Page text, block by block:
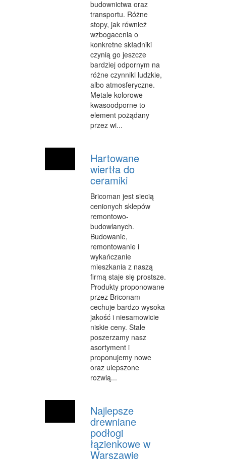
INFORMATYCZNE
RESTAURACJE, CATERING
FOTOGRAFIA
ADWOKACI, PORADY PRAWNE
WETERYNARYJNE, HODOWLA ZWIERZĄT
SPRZĄTANIE, PORZĄDKOWANIE
SERWIS
INNE USŁUGI
ZWIEDZANIE
HOTELE I NOCLEGI
PODRÓŻE
WYPOCZYNEK
URODA
DIETETYKA, ODCHUDZANIE
KOSMETYKI
LECZENIE
SALONY KOSMETYCZNE
SPRZĘT MEDYCZNY
SOFTWARE
STRONY INTERNETOWE
KONTAKT
budownictwa oraz
transportu. Różne
stopy, jak również
wzbogacenia o
konkretne składniki
czynią go jeszcze
bardziej odpornym na
różne czynniki ludzkie,
albo atmosferyczne.
Metale kolorowe
kwasoodporne to
element pożądany
przez wi...
Hartowane
wiertła do
ceramiki
Bricoman jest siecią
cenionych sklepów
remontowo-
budowlanych.
Budowanie,
remontowanie i
wykańczanie
mieszkania z naszą
firmą staje się prostsze.
Produkty proponowane
przez Briconam
cechuje bardzo wysoka
jakość i niesamowicie
niskie ceny. Stale
poszerzamy nasz
asortyment i
proponujemy nowe
oraz ulepszone
rozwią...
Najlepsze
drewniane
podłogi
łązienkowe w
Warszawie